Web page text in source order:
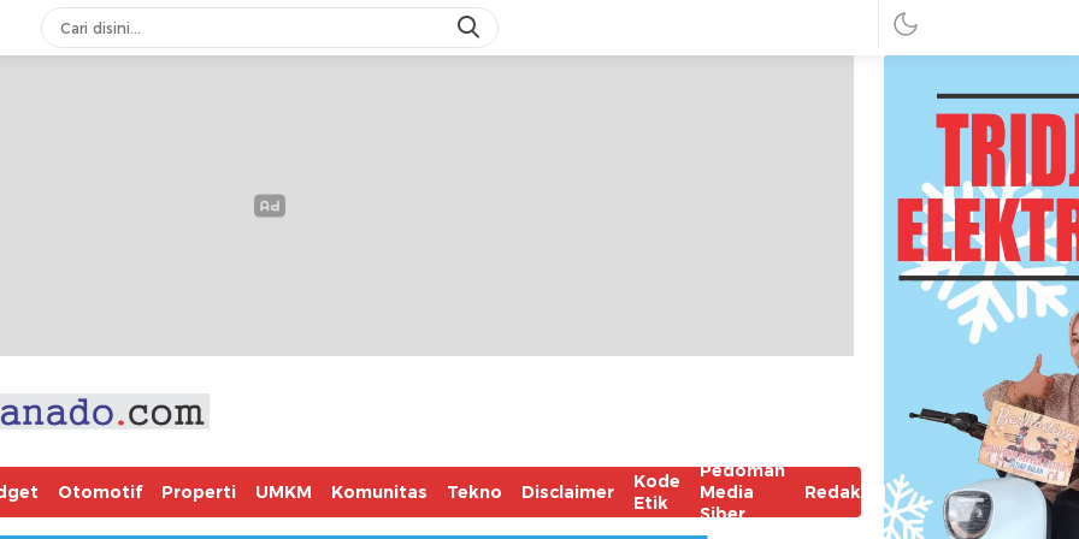
Otomotif Properti UMKM Komunitas Tekno Disclaimer
Kode
Etik
Pedoman
Media
Siber
Redaksi